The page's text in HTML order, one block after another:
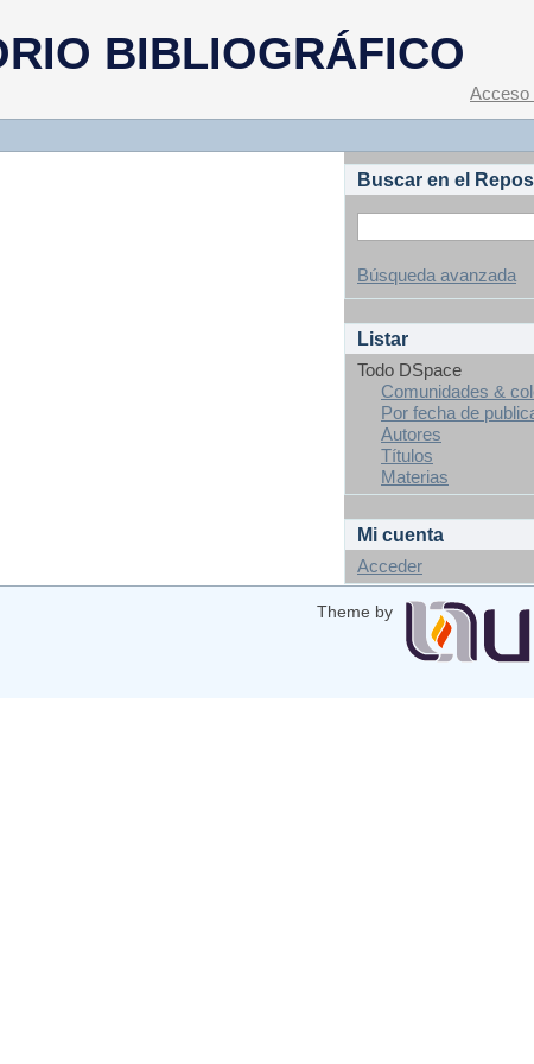
BIBLIOGRÁFICO
Acceso
Buscar en el
Búsqueda avanzada
Listar
Todo DSpace
Comunidades &
Por fecha de
Autores
Títulos
Materias
Mi cuenta
Acceder
Theme by